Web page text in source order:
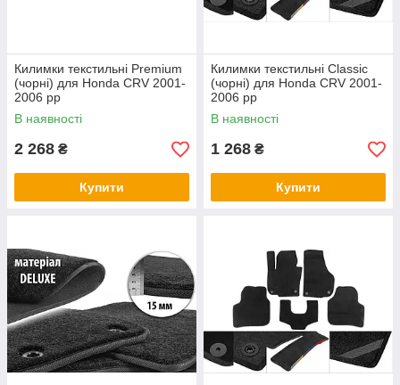
Килимки текстильні Premium
(чорні) для Honda CRV 2001-
2006 рр
В наявності
2 268 ₴
Купити
Килимки текстильні Classic
(чорні) для Honda CRV 2001-
2006 рр
В наявності
1 268 ₴
Купити